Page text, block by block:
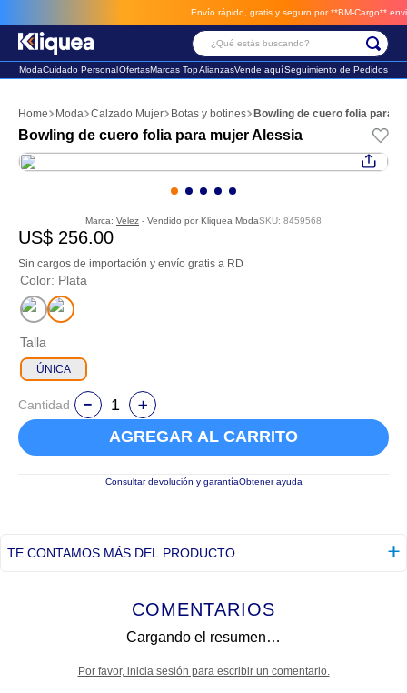
Envío rápido, gratis y seguro por **BM-Cargo** envios a través de BM-Cargo
¿Qué estás buscando?
ModaCuidado PersonalOfertasMarcas TopAlianzasVende aquíSeguimiento de Pedidos
Moda Calzado Mujer Botas y botines Bowling de cuero folia para
Bowling de cuero folia para mujer Alessia
Marca: Velez - Vendido por Kliquea ModaSKU: 8459568
US$ 256.00
Sin cargos de importación y envío gratis a RD
Color: Plata
Talla
ÚNICA
Cantidad
AGREGAR AL CARRITO
Consultar devolución y garantíaObtener ayuda
TE CONTAMOS MÁS DEL PRODUCTO
COMENTARIOS
Cargando el resumen…
Por favor, inicia sesión para escribir un comentario.
2. sandalia